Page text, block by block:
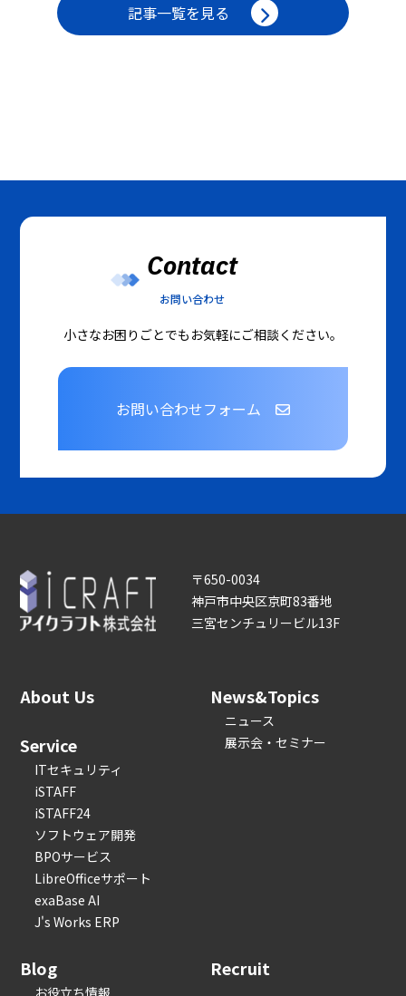
記事一覧を見る
Contact
お問い合わせ
小さなお困りごとでもお気軽にご相談ください。
お問い合わせフォーム
〒650-0034
神戸市中央区京町83番地
三宮センチュリービル13F
About Us
Service
ITセキュリティ
iSTAFF
iSTAFF24
ソフトウェア開発
BPOサービス
LibreOfficeサポート
exaBase AI
J's Works ERP
News&Topics
ニュース
展示会・セミナー
Blog Recruit